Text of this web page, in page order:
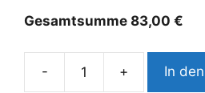
Gesamtsumme 83,00 €
-
Tamping
+ In